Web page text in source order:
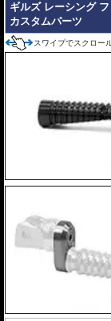
ギルズ レーシング
カスタムパーツ
スワイプでスクロー